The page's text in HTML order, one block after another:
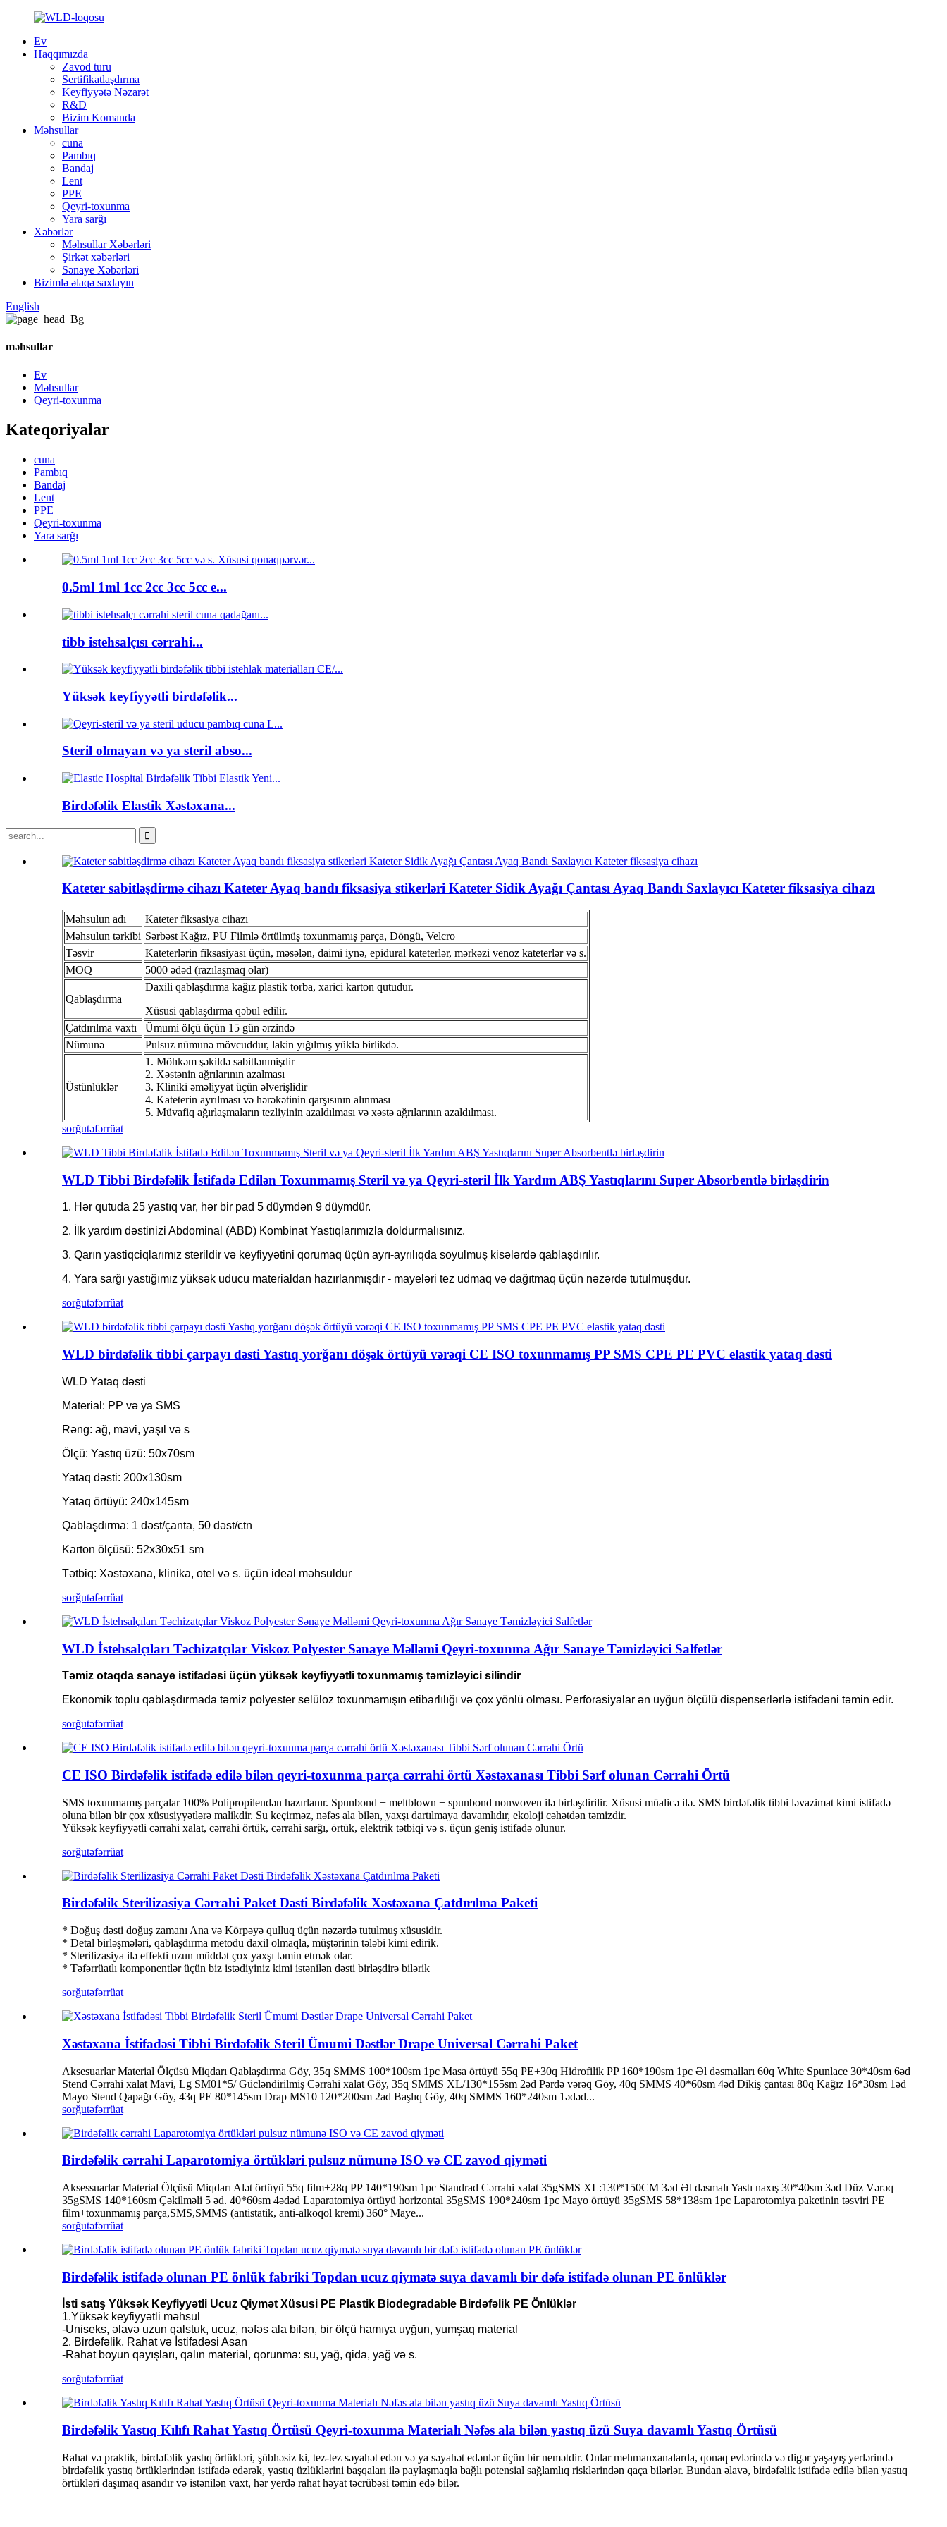
Ev
Haqqımızda
Zavod turu
Sertifikatlaşdırma
Keyfiyyətə Nəzarət
R&D
Bizim Komanda
Məhsullar
cuna
Pambıq
Bandaj
Lent
PPE
Qeyri-toxunma
Yara sarğı
Xəbərlər
Məhsullar Xəbərləri
Şirkət xəbərləri
Sənaye Xəbərləri
Bizimlə əlaqə saxlayın
English
məhsullar
Ev
Məhsullar
Qeyri-toxunma
Kateqoriyalar
cuna
Pambıq
Bandaj
Lent
PPE
Qeyri-toxunma
Yara sarğı
0.5ml 1ml 1cc 2cc 3cc 5cc e...
tibb istehsalçısı cərrahi...
Yüksək keyfiyyətli birdəfəlik...
Steril olmayan və ya steril abso...
Birdəfəlik Elastik Xəstəxana...
Kateter sabitləşdirmə cihazı Kateter Ayaq bandı fiksasiya stikerləri Kateter Sidik Ayağı Çantası Ayaq Bandı Saxlayıcı Kateter fiksasiya cihazı
Məhsulun adı
Kateter fiksasiya cihazı
Məhsulun tərkibi Sərbəst Kağız, PU Filmlə örtülmüş toxunmamış parça, Döngü, Velcro
Təsvir
Kateterlərin fiksasiyası üçün, məsələn, daimi iynə, epidural kateterlər, mərkəzi venoz kateterlər və s.
MOQ
5000 ədəd (razılaşmaq olar)
Qablaşdırma
Daxili qablaşdırma kağız plastik torba, xarici karton qutudur.
Xüsusi qablaşdırma qəbul edilir.
Çatdırılma vaxtı
Ümumi ölçü üçün 15 gün ərzində
Nümunə
Pulsuz nümunə mövcuddur, lakin yığılmış yüklə birlikdə.
Üstünlüklər
1. Möhkəm şəkildə sabitlənmişdir
2. Xəstənin ağrılarının azalması
3. Kliniki əməliyyat üçün əlverişlidir
4. Kateterin ayrılması və hərəkətinin qarşısının alınması
5. Müvafiq ağırlaşmaların tezliyinin azaldılması və xəstə ağrılarının azaldılması.
sorğutəfərrüat
WLD Tibbi Birdəfəlik İstifadə Edilən Toxunmamış Steril və ya Qeyri-steril İlk Yardım ABŞ Yastıqlarını Super Absorbentlə birləşdirin
1. Hər qutuda 25 yastıq var, hər bir pad 5 düymdən 9 düymdür.
2. İlk yardım dəstinizi Abdominal (ABD) Kombinat Yastıqlarımızla doldurmalısınız.
3. Qarın yastiqciqlarımız sterildir və keyfiyyətini qorumaq üçün ayrı-ayrılıqda soyulmuş kisələrdə qablaşdırılır.
4. Yara sarğı yastığımız yüksək uducu materialdan hazırlanmışdır - mayeləri tez udmaq və dağıtmaq üçün nəzərdə tutulmuşdur.
sorğutəfərrüat
WLD birdəfəlik tibbi çarpayı dəsti Yastıq yorğanı döşək örtüyü vərəqi CE ISO toxunmamış PP SMS CPE PE PVC elastik yataq dəsti
WLD Yataq dəsti
Material: PP və ya SMS
Rəng: ağ, mavi, yaşıl və s
Ölçü: Yastıq üzü: 50x70sm
Yataq dəsti: 200x130sm
Yataq örtüyü: 240x145sm
Qablaşdırma: 1 dəst/çanta, 50 dəst/ctn
Karton ölçüsü: 52x30x51 sm
Tətbiq: Xəstəxana, klinika, otel və s. üçün ideal məhsuldur
sorğutəfərrüat
WLD İstehsalçıları Təchizatçılar Viskoz Polyester Sənaye Məlləmi Qeyri-toxunma Ağır Sənaye Təmizləyici Salfetlər
Təmiz otaqda sənaye istifadəsi üçün yüksək keyfiyyətli toxunmamış təmizləyici silindir
Ekonomik toplu qablaşdırmada təmiz polyester selüloz toxunmamışın etibarlılığı və çox yönlü olması. Perforasiyalar ən uyğun ölçülü dispenserlərlə istifadəni təmin edir.
sorğutəfərrüat
CE ISO Birdəfəlik istifadə edilə bilən qeyri-toxunma parça cərrahi örtü Xəstəxanası Tibbi Sərf olunan Cərrahi Örtü
SMS toxunmamış parçalar 100% Polipropilendən hazırlanır. Spunbond + meltblown + spunbond nonwoven ilə birləşdirilir. Xüsusi müalicə ilə. SMS birdəfəlik tibbi ləvazimat kimi istifadə
oluna bilən bir çox xüsusiyyətlərə malikdir. Su keçirməz, nəfəs ala bilən, yaxşı dartılmaya davamlıdır, ekoloji cəhətdən təmizdir.
Yüksək keyfiyyətli cərrahi xalat, cərrahi örtük, cərrahi sarğı, örtük, elektrik tətbiqi və s. üçün geniş istifadə olunur.
sorğutəfərrüat
Birdəfəlik Sterilizasiya Cərrahi Paket Dəsti Birdəfəlik Xəstəxana Çatdırılma Paketi
* Doğuş dəsti doğuş zamanı Ana və Körpəyə qulluq üçün nəzərdə tutulmuş xüsusidir.
* Detal birləşmələri, qablaşdırma metodu daxil olmaqla, müştərinin tələbi kimi edirik.
* Sterilizasiya ilə effekti uzun müddət çox yaxşı təmin etmək olar.
* Təfərrüatlı komponentlər üçün biz istədiyiniz kimi istənilən dəsti birləşdirə bilərik
sorğutəfərrüat
Xəstəxana İstifadəsi Tibbi Birdəfəlik Steril Ümumi Dəstlər Drape Universal Cərrahi Paket
Aksesuarlar Material Ölçüsü Miqdarı Qablaşdırma Göy, 35q SMMS 100*100sm 1pc Masa örtüyü 55q PE+30q Hidrofilik PP 160*190sm 1pc Əl dəsmalları 60q White Spunlace 30*40sm 6əd
Stend Cərrahi xalat Mavi, Lg SM01*5/ Gücləndirilmiş Cərrahi xalat Göy, 35q SMMS XL/130*155sm 2əd Pərdə vərəq Göy, 40q SMMS 40*60sm 4əd Dikiş çantası 80q Kağız 16*30sm 1əd
Mayo Stend Qapağı Göy, 43q PE 80*145sm Drap MS10 120*200sm 2ad Başlıq Göy, 40q SMMS 160*240sm 1ədəd...
sorğutəfərrüat
Birdəfəlik cərrahi Laparotomiya örtükləri pulsuz nümunə ISO və CE zavod qiyməti
Aksessuarlar Material Ölçüsü Miqdarı Alət örtüyü 55q film+28q PP 140*190sm 1pc Standrad Cərrahi xalat 35gSMS XL:130*150CM 3əd Əl dəsmalı Yastı naxış 30*40sm 3əd Düz Vərəq
35gSMS 140*160sm Çəkilməli 5 əd. 40*60sm 4ədəd Laparatomiya örtüyü horizontal 35gSMS 190*240sm 1pc Mayo örtüyü 35gSMS 58*138sm 1pc Laparotomiya paketinin təsviri PE
film+toxunmamış parça,SMS,SMMS (antistatik, anti-alkoqol kremi) 360° Maye...
sorğutəfərrüat
Birdəfəlik istifadə olunan PE önlük fabriki Topdan ucuz qiymətə suya davamlı bir dəfə istifadə olunan PE önlüklər
İsti satış Yüksək Keyfiyyətli Ucuz Qiymət Xüsusi PE Plastik Biodegradable Birdəfəlik PE Önlüklər
1.Yüksək keyfiyyətli məhsul
-Uniseks, əlavə uzun qalstuk, ucuz, nəfəs ala bilən, bir ölçü hamıya uyğun, yumşaq material
2. Birdəfəlik, Rahat və İstifadəsi Asan
-Rahat boyun qayışları, qalın material, qorunma: su, yağ, qida, yağ və s.
sorğutəfərrüat
Birdəfəlik Yastıq Kılıfı Rahat Yastıq Örtüsü Qeyri-toxunma Materialı Nəfəs ala bilən yastıq üzü Suya davamlı Yastıq Örtüsü
Rahat və praktik, birdəfəlik yastıq örtükləri, şübhəsiz ki, tez-tez səyahət edən və ya səyahət edənlər üçün bir nemətdir. Onlar mehmanxanalarda, qonaq evlərində və digər yaşayış yerlərində
birdəfəlik yastıq örtüklərindən istifadə edərək, yastıq üzlüklərini başqaları ilə paylaşmaqla bağlı potensial sağlamlıq risklərindən qaça bilərlər. Bundan əlavə, birdəfəlik istifadə edilə bilən yastıq
örtükləri daşımaq asandır və istənilən vaxt, hər yerdə rahat həyat təcrübəsi təmin edə bilər.